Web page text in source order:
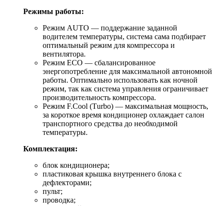
Режимы работы:
Режим AUTO — поддержание заданной
водителем температуры, система сама подбирает
оптимальный режим для компрессора и
вентилятора.
Режим ECO — сбалансированное
энергопотребление для максимальной автономной
работы. Оптимально использовать как ночной
режим, так как система управления ограничивает
производительность компрессора.
Режим F.Cool (Тurbo) — максимальная мощность,
за короткое время кондиционер охлаждает салон
транспортного средства до необходимой
температуры.
Комплектация:
блок кондиционера;
пластиковая крышка внутреннего блока с
дефлекторами;
пульт;
проводка;